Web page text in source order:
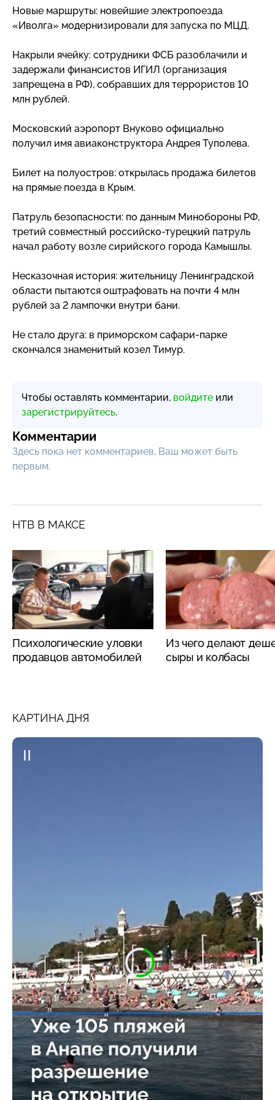
Новые маршруты: новейшие электропоезда
«Иволга» модернизировали для запуска по МЦД.
Накрыли ячейку: сотрудники ФСБ разоблачили и
задержали финансистов ИГИЛ (организация
запрещена в РФ), собравших для террористов 10
млн рублей.
Московский аэропорт Внуково официально
получил имя авиаконструктора Андрея Туполева.
Билет на полуостров: открылась продажа билетов
на прямые поезда в Крым.
Патруль безопасности: по данным Минобороны РФ,
третий совместный российско-турецкий патруль
начал работу возле сирийского города Камышлы.
Несказочная история: жительницу Ленинградской
области пытаются оштрафовать на почти 4 млн
рублей за 2 лампочки внутри бани.
Не стало друга: в приморском сафари-парке
скончался знаменитый козел Тимур.
Чтобы оставлять комментарии, войдите или
зарегистрируйтесь.
Комментарии
Здесь пока нет комментариев, Ваш может быть
первым.
НТВ В МАКСЕ
Психологические уловки
продавцов автомобилей
Из чего делают
сыры и колбасы
КАРТИНА ДНЯ